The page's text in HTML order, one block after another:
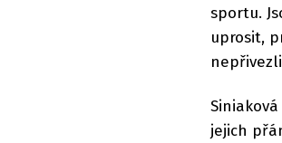
sportu.
uprosit,
jejich